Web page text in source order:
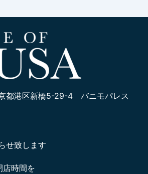
都港区新橋5-29-4 バニモパレス
せ致します
店時間を